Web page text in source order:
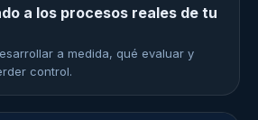
a los procesos reales de tu
a medida, qué evaluar y
control.